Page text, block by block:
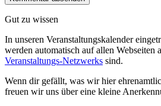
Gut zu wissen
In unseren Veranstaltungskalender
werden automatisch auf allen Webseiten
Veranstaltungs-Netzwerks sind.
Wenn dir gefällt, was wir hier
freuen wir uns über eine kleine